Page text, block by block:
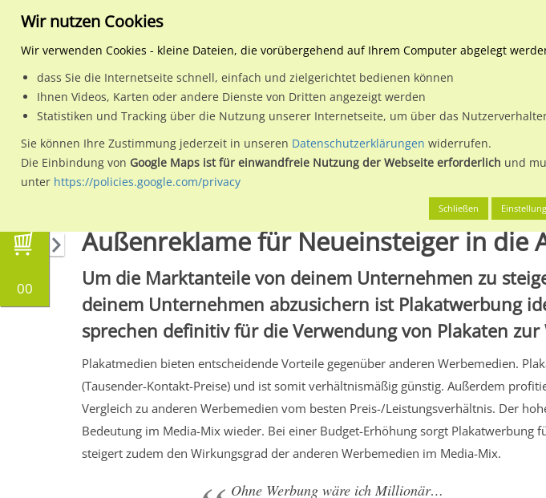
Planen & Buchen Plakatwerbung
Wähle den Werbestandort:
00
Außenreklame für Neueinsteiger in die
Um die Marktanteile von deinem Unternehmen zu
deinem Unternehmen abzusichern ist Plakatwerbung
sprechen definitiv für die Verwendung von Plakaten zur
Plakatmedien bieten entscheidende Vorteile gegenüber anderen Werbemedien.
(Tausender-Kontakt-Preise) und ist somit verhältnismäßig günstig. Außerdem
Vergleich zu anderen Werbemedien vom besten Preis-/Leistungsverhältnis. Der
Bedeutung im Media-Mix wieder. Bei einer Budget-Erhöhung sorgt Plakatwerbung
steigert zudem den Wirkungsgrad der anderen Werbemedien im Media-Mix.
Ohne Werbung wäre ich Millionär…
Wir nutzen Cookies
Wir verwenden Cookies - kleine Dateien, die vorübergehend auf Ihrem Computer abgelegt
dass Sie die Internetseite schnell, einfach und zielgerichtet bedienen können
Ihnen Videos, Karten oder andere Dienste von Dritten angezeigt werden
Statistiken und Tracking über die Nutzung unserer Internetseite, um über das
Sie können Ihre Zustimmung jederzeit in unseren Datenschutzerklärungen widerrufen.
Die Einbindung von Google Maps ist für einwandfreie Nutzung der Webseite erforderlich und
unter https://policies.google.com/privacy
Schließen